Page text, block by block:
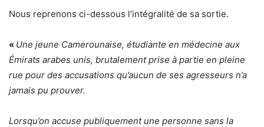
Nous reprenons ci-dessous l’intégralité de sa sortie.
« Une jeune Camerounaise, étudiante en médecine aux
Émirats arabes unis, brutalement prise à partie en pleine
rue pour des accusations qu’aucun de ses agresseurs n’a
jamais pu prouver.
Lorsqu’on accuse publiquement une personne sans la